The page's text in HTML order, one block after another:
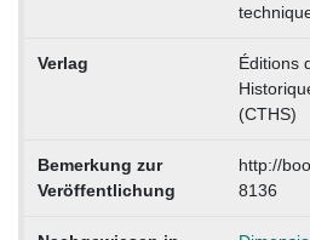
Verlag
Éditions
(CTHS)
Bemerkung zur
Veröffentlichung
http://
8136